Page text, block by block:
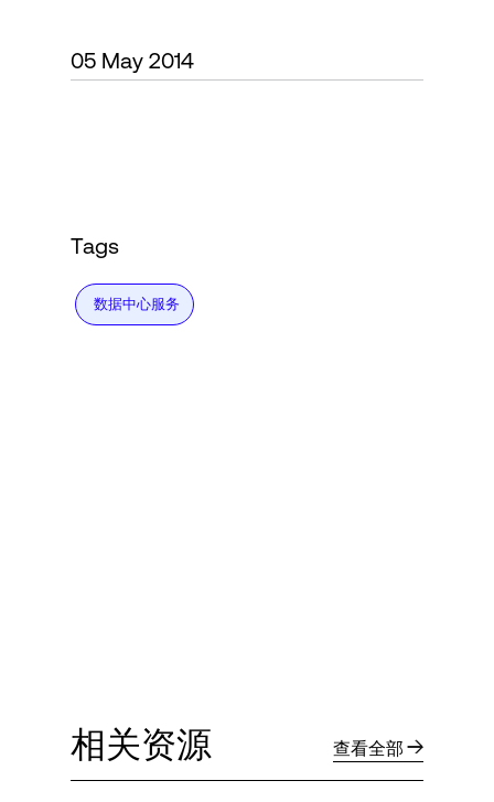
05 May 2014
Tags
数据中心服务
相关资源 查看全部